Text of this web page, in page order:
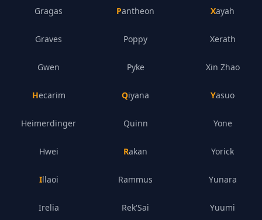
Gragas
Graves
Gwen
Hecarim
Heimerdinger
Hwei
Illaoi
Irelia
Pantheon
Poppy
Pyke
Qiyana
Quinn
Rakan
Rammus
Rek'Sai
Xayah
Xerath
Xin Zhao
Yasuo
Yone
Yorick
Yunara
Yuumi